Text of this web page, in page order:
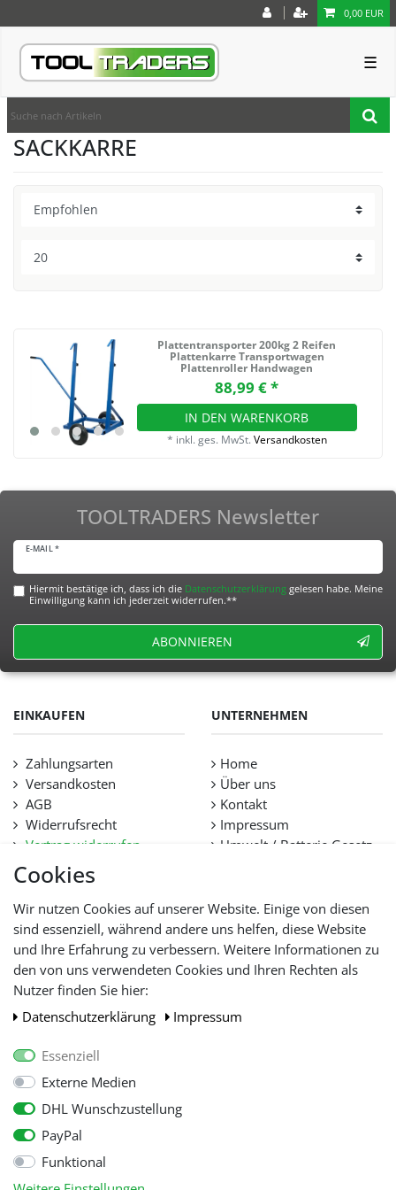
Cookies
Wir nutzen Cookies auf unserer Website. Einige von diesen
sind essenziell, während andere uns helfen, diese Website
und Ihre Erfahrung zu verbessern. Weitere Informationen zu
den von uns verwendeten Cookies und Ihren Rechten als
Nutzer finden Sie hier:
Daten­schutz­erklärung
Impressum
Essenziell
Externe Medien
DHL Wunschzustellung
PayPal
Funktional
0,00 EUR
☰
SACKKARRE
Plattentransporter 200kg 2 Reifen
Plattenkarre Transportwagen
Plattenroller Handwagen
88,99 € *
IN DEN WARENKORB
* inkl. ges. MwSt. Versandkosten
TOOLTRADERS Newsletter
E-MAIL *
Hiermit bestätige ich, dass ich die Daten­schutz­erklärunggelesen habe. Meine
Einwilligung kann ich jederzeit widerrufen.**
ABONNIEREN
EINKAUFEN
Zahlungsarten
Versandkosten
AGB
Widerrufsrecht
Vertrag widerrufen
Datenschutz
Hilfe
Lieferfristen und
Lieferbeschränkung
UNTERNEHMEN
Home
Über uns
Kontakt
Impressum
Umwelt / Batterie Gesetz
WIR AKZEPTIEREN